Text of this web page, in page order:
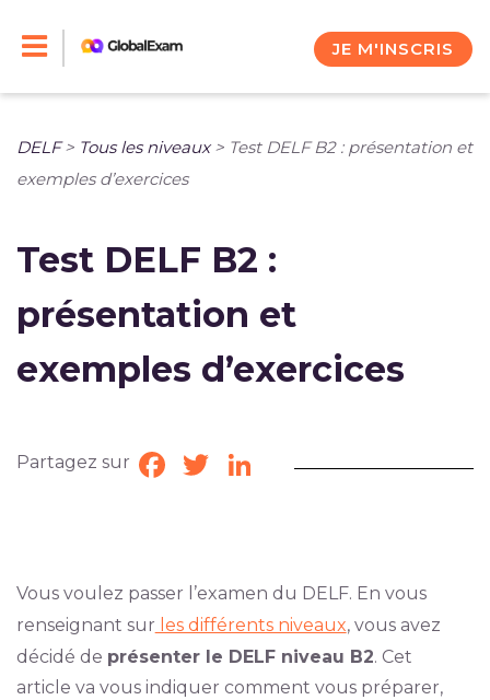
JE M'INSCRIS
DELF> Tous les niveaux> Test DELF B2 : présentation et
exemples d’exercices
Test DELF B2 :
présentation et
exemples d’exercices
Partagez sur Facebook
TwitterLinkedIn
Vous voulez passer l’examen du DELF. En vous
renseignant sur les différents niveaux, vous avez
décidé de présenter le DELF niveau B2. Cet
article va vous indiquer comment vous préparer,